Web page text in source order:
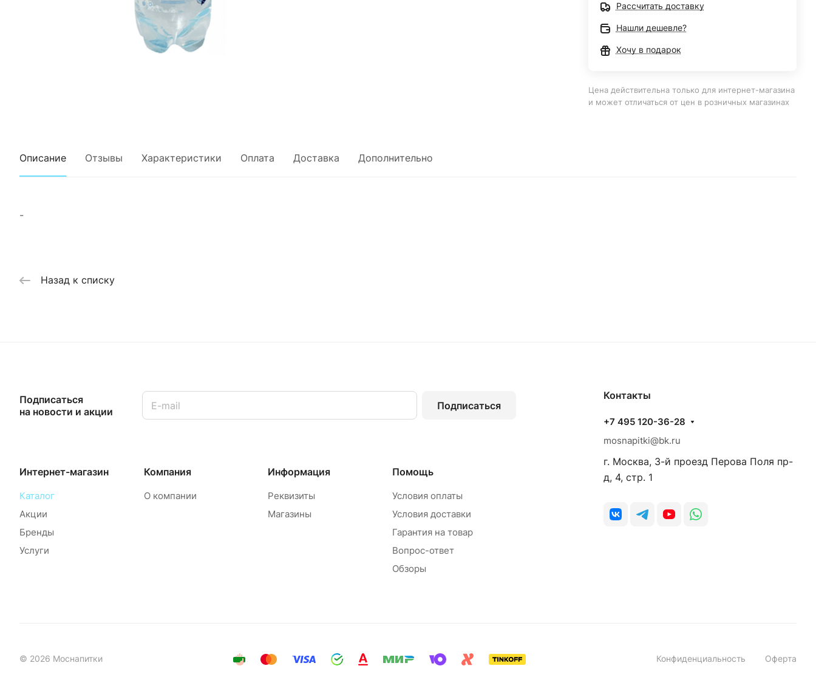
Рассчитать доставку
Нашли дешевле?
Хочу в подарок
Цена действительна только для интернет-магазина
и может отличаться от цен в розничных магазинах
Описание Отзывы Характеристики Оплата Доставка Дополнительно
-
Назад к списку
Подписаться
на новости и акции
Подписаться
Интернет-магазин
Каталог
Акции
Бренды
Услуги
Компания
О компании
Информация
Реквизиты
Магазины
Помощь
Условия оплаты
Условия доставки
Гарантия на товар
Вопрос-ответ
Обзоры
Контакты
+7 495 120-36-28
mosnapitki@bk.ru
г. Москва, 3-й проезд Перова Поля пр-
д, 4, стр. 1
© 2026 Моснапитки Конфиденциальность Оферта